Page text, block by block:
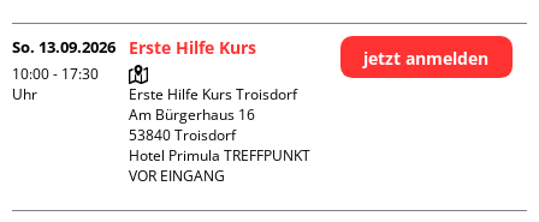
So. 13.09.2026
10:00 - 17:30
Uhr
Erste Hilfe Kurs
Erste Hilfe Kurs Troisdorf
Am Bürgerhaus 16
53840 Troisdorf
Hotel Primula TREFFPUNKT
VOR EINGANG
jetzt anmelden